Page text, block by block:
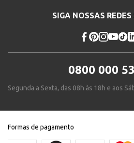
SIGA NOSSAS
0800 000
Segunda a Sexta, das 08h às 18h e aos
Formas de pagamento